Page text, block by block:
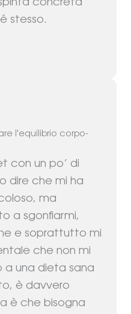
concreta
stesso.
l'equilibrio corpo-
con un po’ di
dire che mi ha
ma
a sgonfiarmi,
e soprattutto mi
che non mi
una dieta sana
è davvero
è che bisogna